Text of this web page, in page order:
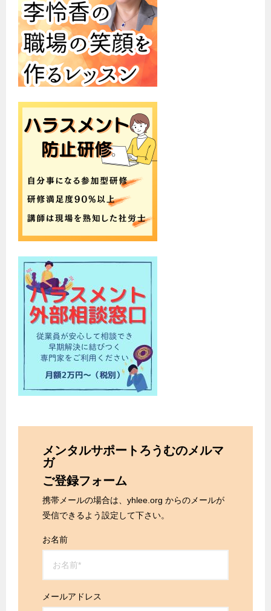
メンタルサポートろうむのメルマ
ガ
ご登録フォーム
携帯メールの場合は、yhlee.org からのメールが
受信できるよう設定して下さい。
お名前
メールアドレス